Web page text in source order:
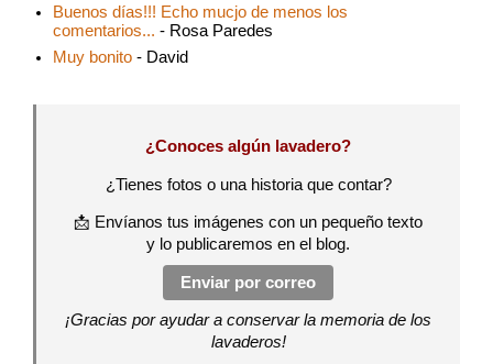
Buenos días!!! Echo mucjo de menos los
comentarios... - Rosa Paredes
Muy bonito - David
¿Conoces algún lavadero?
¿Tienes fotos o una historia que contar?
📩 Envíanos tus imágenes con un pequeño texto
y lo publicaremos en el blog.
Enviar por correo
¡Gracias por ayudar a conservar la memoria de los
lavaderos!